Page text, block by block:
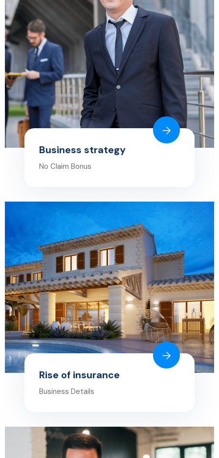
Business strategy
No Claim Bonus
Rise of insurance
Business Details